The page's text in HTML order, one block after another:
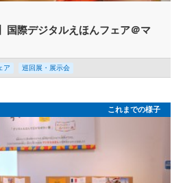
国際デジタルえほんフェア＠マ
ア 巡回展・展示会
これまでの様子